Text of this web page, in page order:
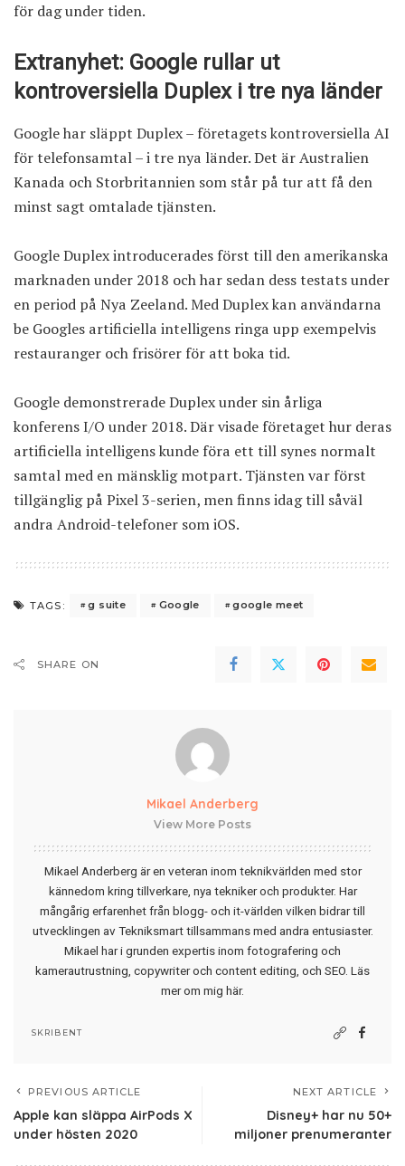
för dag under tiden.
Extranyhet: Google rullar ut
kontroversiella Duplex i tre nya länder
Google har släppt Duplex – företagets kontroversiella AI
för telefonsamtal – i tre nya länder. Det är Australien
Kanada och Storbritannien som står på tur att få den
minst sagt omtalade tjänsten.
Google Duplex introducerades först till den amerikanska
marknaden under 2018 och har sedan dess testats under
en period på Nya Zeeland. Med Duplex kan användarna
be Googles artificiella intelligens ringa upp exempelvis
restauranger och frisörer för att boka tid.
Google demonstrerade Duplex under sin årliga
konferens I/O under 2018. Där visade företaget hur deras
artificiella intelligens kunde föra ett till synes normalt
samtal med en mänsklig motpart. Tjänsten var först
tillgänglig på Pixel 3-serien, men finns idag till såväl
andra Android-telefoner som iOS.
TAGS: g suite Google google meet
SHARE ON
Mikael Anderberg
View More Posts
Mikael Anderberg är en veteran inom teknikvärlden med stor
kännedom kring tillverkare, nya tekniker och produkter. Har
mångårig erfarenhet från blogg- och it-världen vilken bidrar till
utvecklingen av Tekniksmart tillsammans med andra entusiaster.
Mikael har i grunden expertis inom fotografering och
kamerautrustning, copywriter och content editing, och SEO. Läs
mer om mig här.
SKRIBENT
PREVIOUS ARTICLE
Apple kan släppa AirPods X
under hösten 2020
NEXT ARTICLE
Disney+ har nu 50+
miljoner prenumeranter